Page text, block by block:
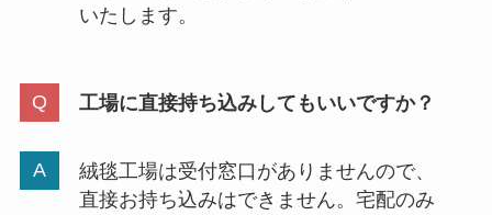
いたします。
工場に直接持ち込みしてもいいですか？
絨毯工場は受付窓口がありませんので、
直接お持ち込みはできません。宅配のみ